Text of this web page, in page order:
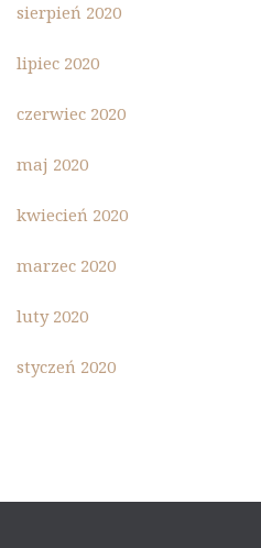
sierpień 2020
lipiec 2020
czerwiec 2020
maj 2020
kwiecień 2020
marzec 2020
luty 2020
styczeń 2020